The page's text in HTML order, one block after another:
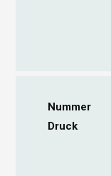
Nummer
Druck